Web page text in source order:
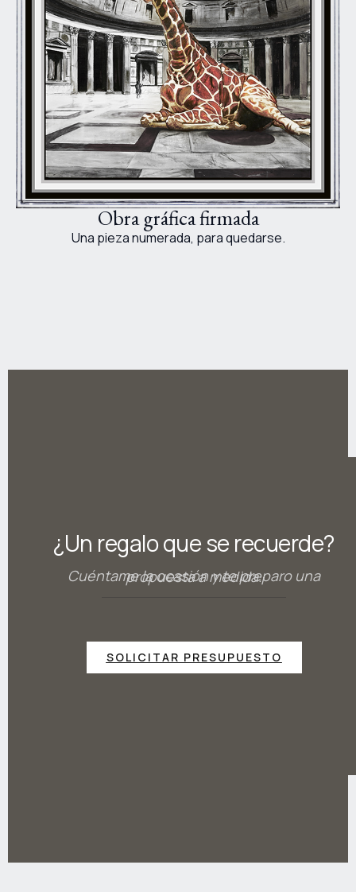
Obra gráfica firmada
Una pieza numerada, para quedarse.
¿Un regalo que se recuerde?
Cuéntame la ocasión y te preparo una propuesta a medida.
SOLICITAR PRESUPUESTO